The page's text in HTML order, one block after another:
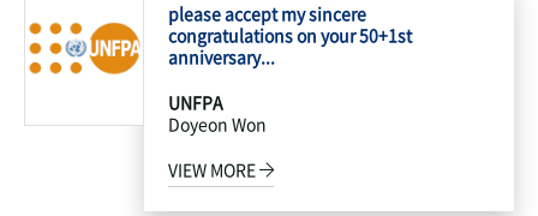
please accept my sincere
congratulations on your 50+1st
anniversary...
UNFPA
Doyeon Won
VIEW MORE